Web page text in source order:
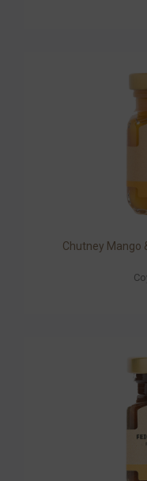
Chutney Mango